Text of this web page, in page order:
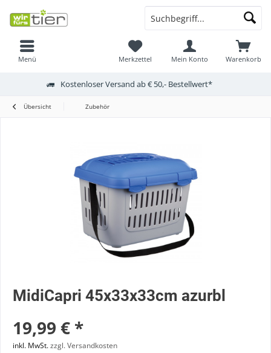
Menü Warenkorb
Merkzettel Mein Konto
Kostenloser Versand ab € 50,- Bestellwert*
Übersicht Zubehör
MidiCapri 45x33x33cm azurbl
19,99 € *
inkl. MwSt.zzgl. Versandkosten